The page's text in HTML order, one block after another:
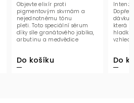
Do košíku
Objevte elixír proti
pigmentovým skvrnám a
nejednotnému tónu
pleti. Toto speciální sérum
díky síle granátového jablka,
arbutinu a medvědice
Do
dávku
která
vzhled